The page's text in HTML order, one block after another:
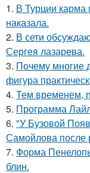
1. В Турции карма
наказала.
2. В сети
Сергея лазарева.
3. Почему многие
фигура
4. Тем временем,
5. Программа
6. "У Бузовой
Самойлова после
7. Форма
блин.